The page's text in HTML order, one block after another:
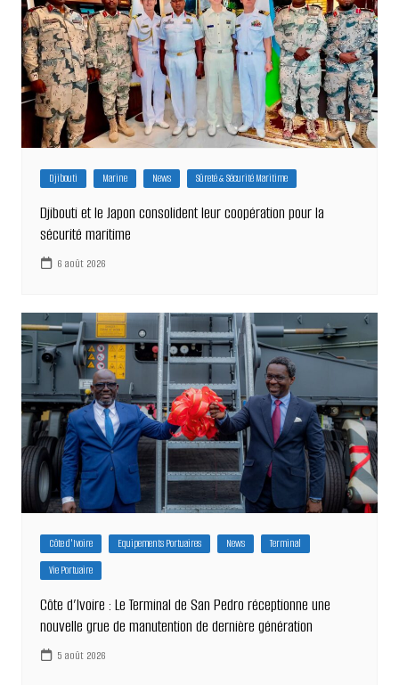
Djibouti Marine News Sûreté & Sécurité Maritime
Djibouti et le Japon consolident leur coopération pour la
sécurité maritime
6 août 2026
Côte d'Ivoire Equipements Portuaires News
Terminal
Vie Portuaire
Côte d’Ivoire : Le Terminal de San Pedro réceptionne une
nouvelle grue de manutention de dernière génération
5 août 2026